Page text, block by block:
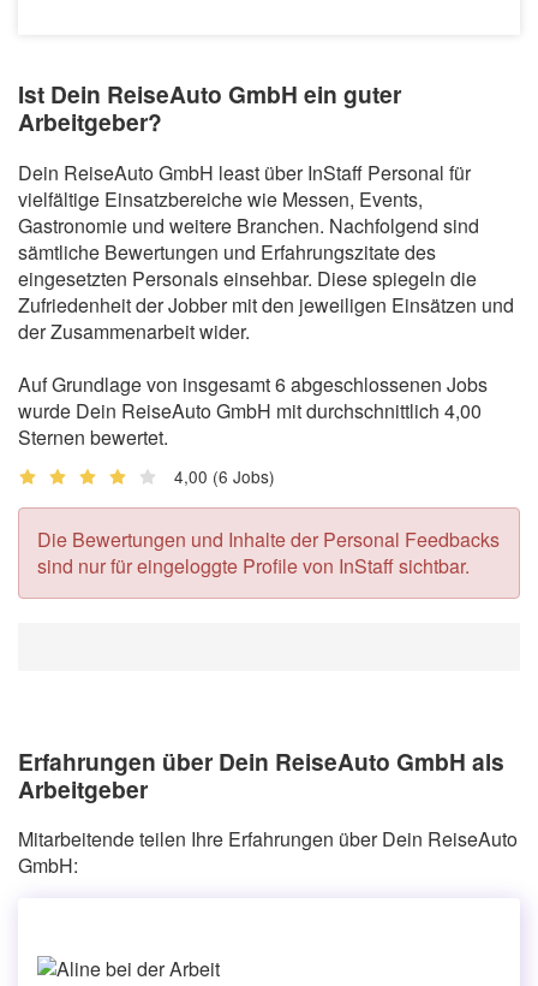
Ist Dein ReiseAuto GmbH ein guter
Arbeitgeber?
Dein ReiseAuto GmbH least über InStaff Personal für
vielfältige Einsatzbereiche wie Messen, Events,
Gastronomie und weitere Branchen. Nachfolgend sind
sämtliche Bewertungen und Erfahrungszitate des
eingesetzten Personals einsehbar. Diese spiegeln die
Zufriedenheit der Jobber mit den jeweiligen Einsätzen und
der Zusammenarbeit wider.
Auf Grundlage von insgesamt 6 abgeschlossenen Jobs
wurde Dein ReiseAuto GmbH mit durchschnittlich 4,00
Sternen bewertet.
4,00 (6 Jobs)
Die Bewertungen und Inhalte der Personal Feedbacks
sind nur für eingeloggte Profile von InStaff sichtbar.
Erfahrungen über Dein ReiseAuto GmbH als
Arbeitgeber
Mitarbeitende teilen Ihre Erfahrungen über Dein ReiseAuto
GmbH: